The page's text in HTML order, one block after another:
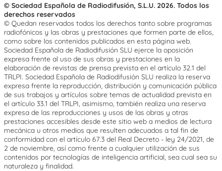
© Sociedad Española de Radiodifusión, S.L.U. 2026. Todos los
derechos reservados
© Quedan reservados todos los derechos tanto sobre programas
radiofónicos y las obras y prestaciones que formen parte de ellos,
como sobre los contenidos publicados en esta página web.
Sociedad Española de Radiodifusión SLU ejerce la oposición
expresa frente al uso de sus obras y prestaciones en la
elaboración de revistas de prensa prevista en el artículo 32.1 del
TRLPI. Sociedad Española de Radiodifusión SLU realiza la reserva
expresa frente la reproducción, distribución y comunicación pública
de sus trabajos y artículos sobre temas de actualidad prevista en
el artículo 33.1 del TRLPI, asimismo, también realiza una reserva
expresa de las reproducciones y usos de las obras y otras
prestaciones accesibles desde este sitio web a medios de lectura
mecánica u otros medios que resulten adecuados a tal fin de
conformidad con el artículo 67.3 del Real Decreto - ley 24/2021, de
2 de noviembre, así como frente a cualquier utilización de sus
contenidos por tecnologías de inteligencia artificial, sea cual sea su
naturaleza y finalidad.